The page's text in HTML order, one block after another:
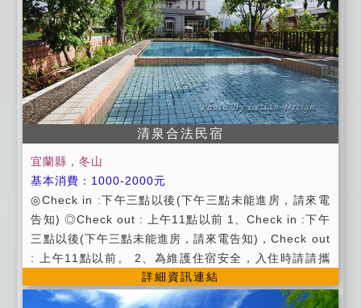
金金額 20%。 3.於住宿前3~5日內取消訂房，退訂金金
額 30%。 4.於住宿前6~8日內取消訂房，退訂金金額 4
0%。 5.於住宿前9~11日內取消訂房，退訂金金額 5
0%。 6.於住宿前12~14日內取消訂房，退訂金金額 7
0%。 7.於住宿16日前取消訂房，退訂金全額。 ｛以上
事項請詳細閱覽，老車的家感謝您！｝
次北歐純木屋的優質感 受吧!
清泉合法民宿
宜蘭縣，冬山
基本消費：1000-2000元
◎Check in :下午三點以後(下午三點未能進房，請來電
告知) ◎Check out : 上午11點以前 1、Check in :下午
三點以後(下午三點未能進房，請來電告知)，Check out
: 上午11點以前。 2、為維護住宿安全，入住時請請攜
帶身分證，以便我們登記，在辦理登記的同時，也請您
將住宿費一併繳交。 3、恕不接受信用卡刷卡。 4、為
詳細資訊連結